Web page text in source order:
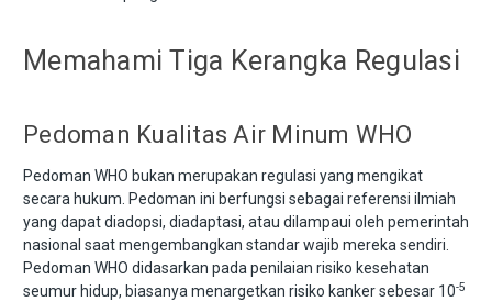
Memahami Tiga Kerangka Regulasi
Pedoman Kualitas Air Minum WHO
Pedoman WHO bukan merupakan regulasi yang mengikat
secara hukum. Pedoman ini berfungsi sebagai referensi ilmiah
yang dapat diadopsi, diadaptasi, atau dilampaui oleh pemerintah
nasional saat mengembangkan standar wajib mereka sendiri.
Pedoman WHO didasarkan pada penilaian risiko kesehatan
seumur hidup, biasanya menargetkan risiko kanker sebesar 10-5